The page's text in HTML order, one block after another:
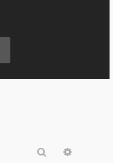
Rechercher